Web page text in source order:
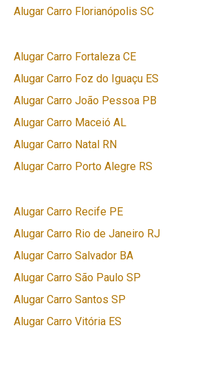
Alugar Carro Florianópolis SC
Alugar Carro Fortaleza CE
Alugar Carro Foz do Iguaçu ES
Alugar Carro João Pessoa PB
Alugar Carro Maceió AL
Alugar Carro Natal RN
Alugar Carro Porto Alegre RS
Alugar Carro Recife PE
Alugar Carro Rio de Janeiro RJ
Alugar Carro Salvador BA
Alugar Carro São Paulo SP
Alugar Carro Santos SP
Alugar Carro Vitória ES